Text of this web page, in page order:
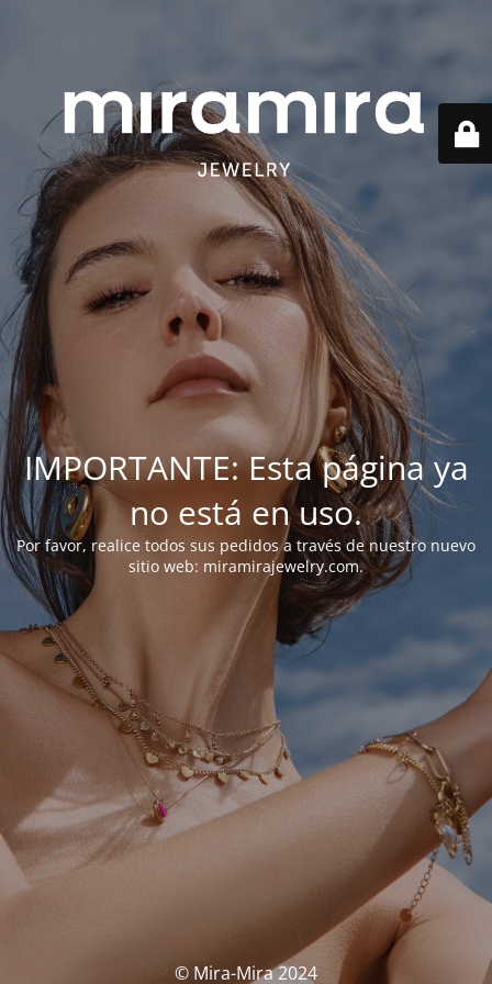
IMPORTANTE: Esta página ya
no está en uso.
Por favor, realice todos sus pedidos a través de nuestro nuevo
sitio web: miramirajewelry.com.
© Mira-Mira 2024